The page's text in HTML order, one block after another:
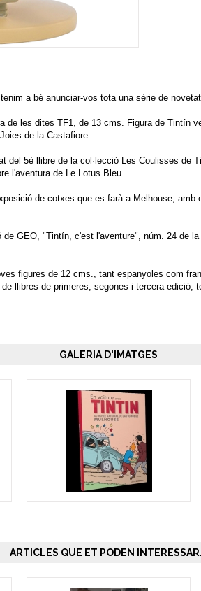
a bé anunciar-vos tota una sèrie de
de les dites TF1, de 13 cms. Figura de Tintín
de la Castafiore.
del 5è llibre de la col·lecció Les Coulisses de
l'aventura de Le Lotus Bleu.
de cotxes que es farà a Melhouse,
de GEO, "Tintín, c'est l'aventure", núm. 24 de
figures de 12 cms., tant espanyoles com
llibres de primeres, segones i tercera edició;
GALERIA D'IMATGES
ARTICLES QUE ET PODEN